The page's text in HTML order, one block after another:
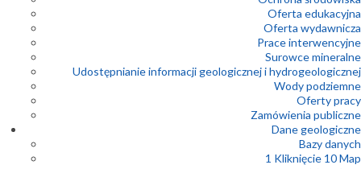
Oferta edukacyjna
Oferta wydawnicza
Prace interwencyjne
Surowce mineralne
Udostępnianie informacji geologicznej i hydrogeologicznej
Wody podziemne
Oferty pracy
Zamówienia publiczne
Dane geologiczne
Bazy danych
1 Kliknięcie 10 Map